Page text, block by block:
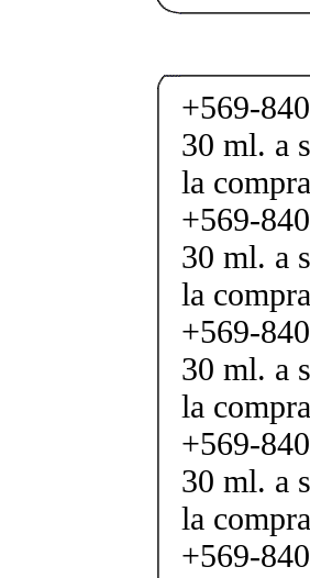
+569-
30 ml. a
la
+569-
30 ml. a
la
+569-
30 ml. a
la
+569-
30 ml. a
la
+569-